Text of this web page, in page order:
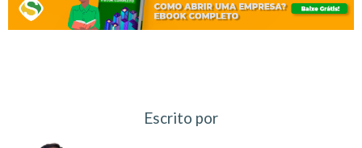
Escrito por